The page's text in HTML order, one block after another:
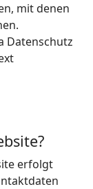
mit denen
Datenschutz
erfolgt